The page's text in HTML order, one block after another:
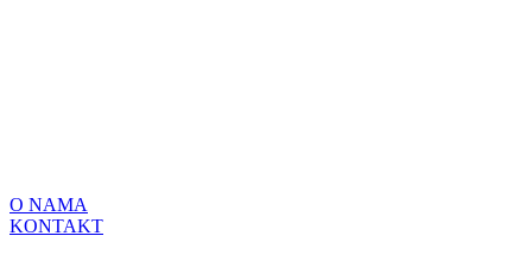
O NAMA
KONTAKT